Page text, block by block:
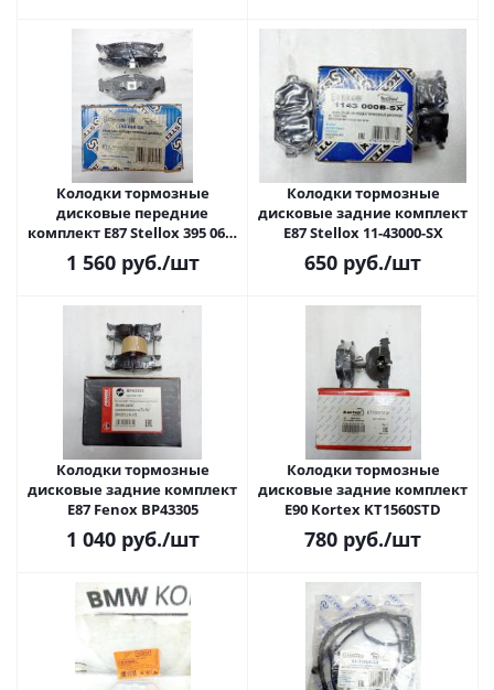
Колодки тормозные
дисковые передние
комплект E87 Stellox 395 060-
1 560руб./шт
Колодки тормозные
дисковые задние комплект
E87 Stellox 11-43000-SX
650 руб./шт
Колодки тормозные
дисковые задние комплект
E87 Fenox BP43305
1 040руб./шт
Колодки тормозные
дисковые задние комплект
E90 Kortex KT1560STD
780 руб./шт